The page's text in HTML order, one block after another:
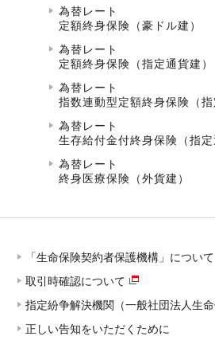
為替レート
定額終身保険（豪ドル建）
為替レート
定額終身保険（指定通貨建）
為替レート
指数連動型定額終身保険（指
為替レート
生存給付金付終身保険（指定
為替レート
終身医療保険（外貨建）
「生命保険契約者保護機構」について
取引時確認について
指定紛争解決機関（一般社団法人生命
正しい告知をいただくために